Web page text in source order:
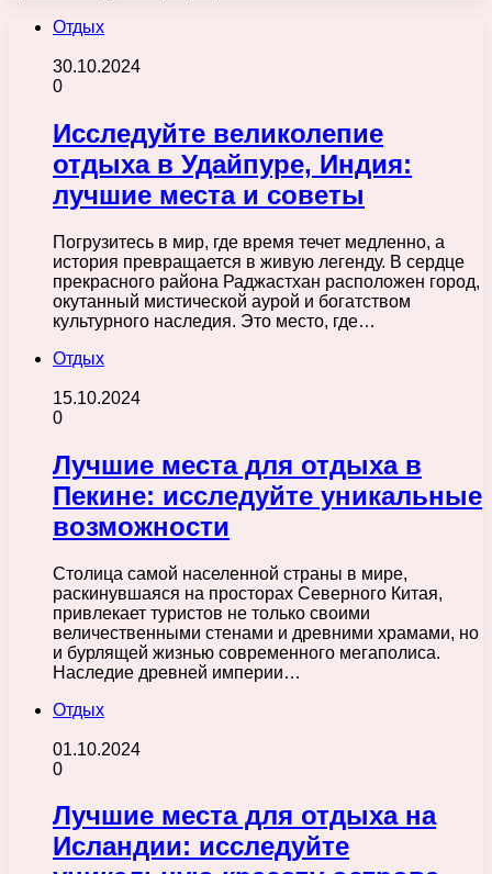
Отдых
30.10.2024
0
Исследуйте великолепие
отдыха в Удайпуре, Индия:
лучшие места и советы
Погрузитесь в мир, где время течет медленно, а
история превращается в живую легенду. В сердце
прекрасного района Раджастхан расположен город,
окутанный мистической аурой и богатством
культурного наследия. Это место, где…
Отдых
15.10.2024
0
Лучшие места для отдыха в
Пекине: исследуйте уникальные
возможности
Столица самой населенной страны в мире,
раскинувшаяся на просторах Северного Китая,
привлекает туристов не только своими
величественными стенами и древними храмами, но
и бурлящей жизнью современного мегаполиса.
Наследие древней империи…
Отдых
01.10.2024
0
Лучшие места для отдыха на
Исландии: исследуйте